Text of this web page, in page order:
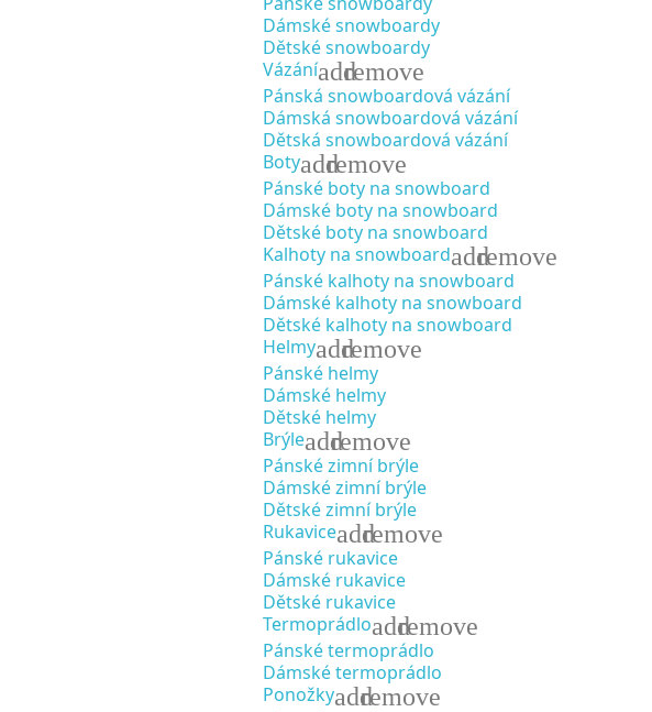
Dámské snowboardy
Dětské snowboardy
Vázáníaddremove
Pánská snowboardová vázání
Dámská snowboardová vázání
Dětská snowboardová vázání
Botyaddremove
Pánské boty na snowboard
Dámské boty na snowboard
Dětské boty na snowboard
Kalhoty na snowboardaddremove
Pánské kalhoty na snowboard
Dámské kalhoty na snowboard
Dětské kalhoty na snowboard
Helmyaddremove
Pánské helmy
Dámské helmy
Dětské helmy
Brýleaddremove
Pánské zimní brýle
Dámské zimní brýle
Dětské zimní brýle
Rukaviceaddremove
Pánské rukavice
Dámské rukavice
Dětské rukavice
Termoprádloaddremove
Pánské termoprádlo
Dámské termoprádlo
Ponožkyaddremove